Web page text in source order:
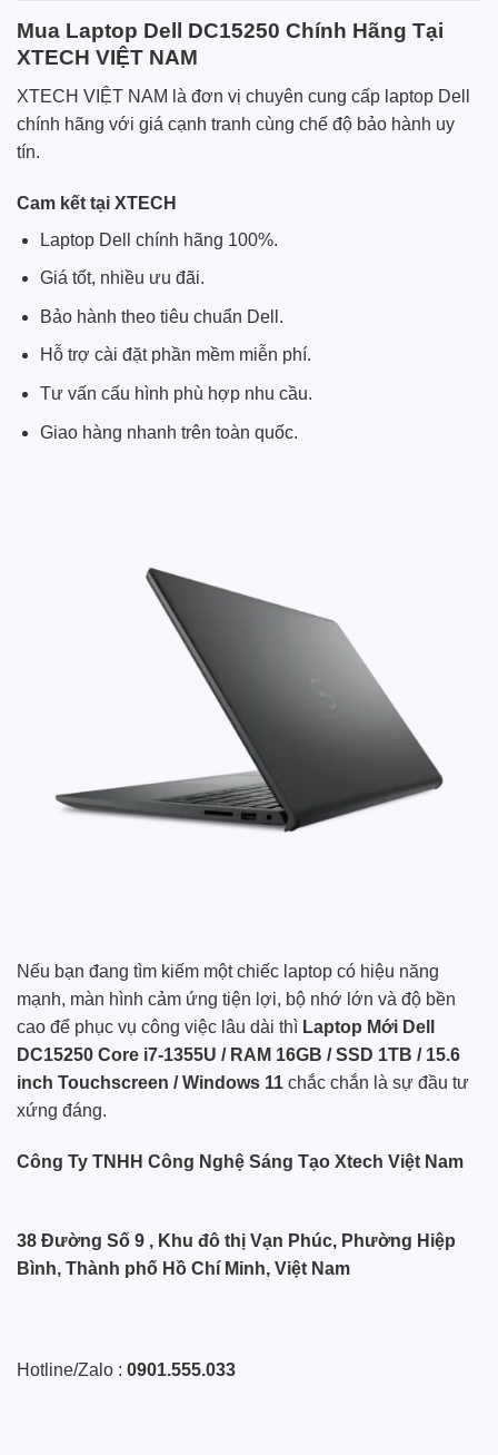
Mua Laptop Dell DC15250 Chính Hãng Tại
XTECH VIỆT NAM
XTECH VIỆT NAM là đơn vị chuyên cung cấp laptop Dell
chính hãng với giá cạnh tranh cùng chế độ bảo hành uy
tín.
Cam kết tại XTECH
Laptop Dell chính hãng 100%.
Giá tốt, nhiều ưu đãi.
Bảo hành theo tiêu chuẩn Dell.
Hỗ trợ cài đặt phần mềm miễn phí.
Tư vấn cấu hình phù hợp nhu cầu.
Giao hàng nhanh trên toàn quốc.
Nếu bạn đang tìm kiếm một chiếc laptop có hiệu năng
mạnh, màn hình cảm ứng tiện lợi, bộ nhớ lớn và độ bền
cao để phục vụ công việc lâu dài thì Laptop Mới Dell
DC15250 Core i7-1355U / RAM 16GB / SSD 1TB / 15.6
inch Touchscreen / Windows 11 chắc chắn là sự đầu tư
xứng đáng.
Công Ty TNHH Công Nghệ Sáng Tạo Xtech Việt Nam
38 Đường Số 9 , Khu đô thị Vạn Phúc, Phường Hiệp
Bình, Thành phố Hồ Chí Minh, Việt Nam
Hotline/Zalo : 0901.555.033